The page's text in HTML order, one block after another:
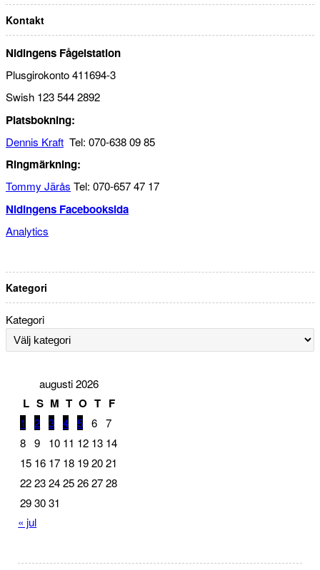
Kontakt
Nidingens Fågelstation
Plusgirokonto 411694-3
Swish 123 544 2892
Platsbokning:
Dennis Kraft Tel: 070-638 09 85
Ringmärkning:
Tommy Järås Tel: 070-657 47 17
Nidingens Facebooksida
Analytics
Kategori
Kategori
augusti 2026
L S M T O T F
1 2 3 4 5 6 7
8 9 10 11 12 13 14
15 16 17 18 19 20 21
22 23 24 25 26 27 28
29 30 31
« jul